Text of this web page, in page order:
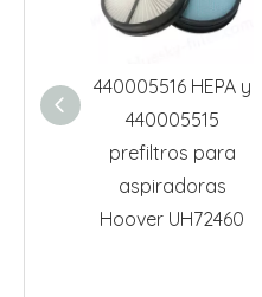
440005516 HEPA y
440005515
prefiltros para
aspiradoras
Hoover UH72460